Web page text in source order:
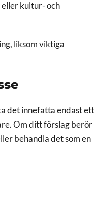
eller kultur- och
liksom viktiga
det innefatta endast ett
Om ditt förslag berör
behandla det som en